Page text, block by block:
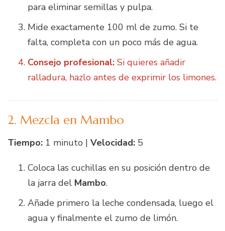
para eliminar semillas y pulpa.
Mide exactamente 100 ml de zumo. Si te
falta, completa con un poco más de agua.
Consejo profesional: Si quieres añadir
ralladura, hazlo antes de exprimir los limones.
2. Mezcla en Mambo
Tiempo: 1 minuto | Velocidad: 5
Coloca las cuchillas en su posición dentro de
la jarra del Mambo.
Añade primero la leche condensada, luego el
agua y finalmente el zumo de limón.